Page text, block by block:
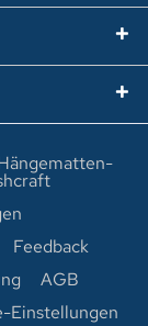
Feedback
AGB
Einstellungen